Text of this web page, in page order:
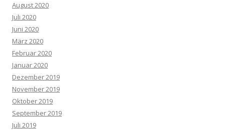
August 2020
Juli 2020
Juni 2020
März 2020
Februar 2020
Januar 2020
Dezember 2019
November 2019
Oktober 2019
September 2019
Juli 2019